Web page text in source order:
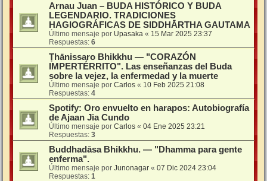
Arnau Juan – BUDA HISTÓRICO Y BUDA
LEGENDARIO. TRADICIONES
HAGIOGRÁFICAS DE SIDDHĀRTHA GAUTAMA
Último mensaje por Upasaka « 15 Mar 2025 23:37
Respuestas: 6
Ṭhānissaro Bhikkhu — "CORAZÓN
IMPERTÉRRITO". Las enseñanzas del Buda
sobre la vejez, la enfermedad y la muerte
Último mensaje por Carlos « 10 Feb 2025 21:08
Respuestas: 4
Spotify: Oro envuelto en harapos: Autobiografía
de Ajaan Jia Cundo
Último mensaje por Carlos « 04 Ene 2025 23:21
Respuestas: 3
Buddhadāsa Bhikkhu. — "Dhamma para gente
enferma".
Último mensaje por Junonagar « 07 Dic 2024 23:04
Respuestas: 1